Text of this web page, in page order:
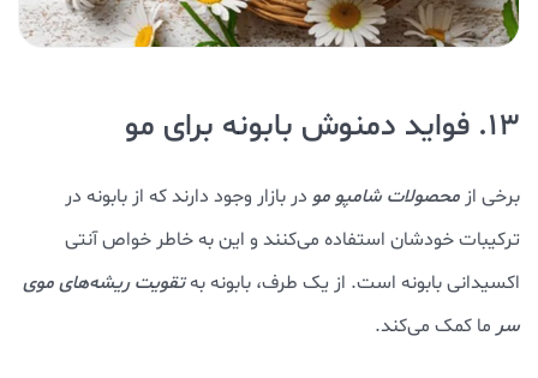
13. فواید دمنوش بابونه برای مو
برخی از محصولات شامپو مو در بازار وجود دارند که از بابونه در
ترکیبات خودشان استفاده می‌کنند و این به خاطر خواص آنتی
اکسیدانی بابونه است. از یک طرف، بابونه بهتقویت ریشه‌های موی
سر ما کمک می‌کند.